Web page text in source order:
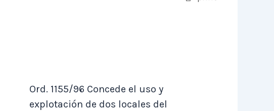
Ord. 1155/96 Concede el uso y
explotación de dos locales del